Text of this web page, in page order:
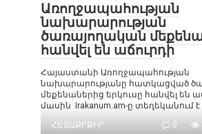
Առողջապահության
նախարարության
ծառայողական
հանվել են աճուրդի
Հայաստանի Առողջապահության
նախարարությանը հատկացված
մեքենաներից երկուսը հանվել են
մասին Irakanum.am-ը տեղեկանում է
ՀԵՏԱՔՐՔԻՐ
0